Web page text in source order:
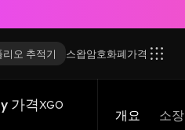
리오 추적기 스왑암호화폐가격
가격XGO
개요 소장